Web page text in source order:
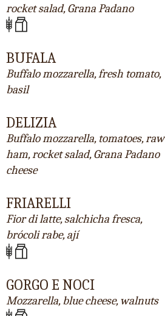
rocket salad, Grana Padano
BUFALA
Buffalo mozzarella, fresh tomato,
basil
DELIZIA
Buffalo mozzarella, tomatoes, raw
ham, rocket salad, Grana Padano
cheese
FRIARELLI
Fior di latte, salchicha fresca,
brócoli rabe, ají
GORGO E NOCI
Mozzarella, blue cheese, walnuts